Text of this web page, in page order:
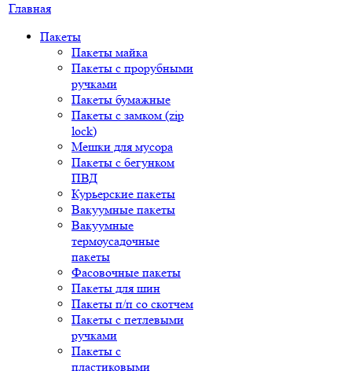
Главная
Пакеты
Пакеты майка
Пакеты с прорубными
ручками
Пакеты бумажные
Пакеты с замком (zip
lock)
Мешки для мусора
Пакеты с бегунком
ПВД
Курьерские пакеты
Вакуумные пакеты
Вакуумные
термоусадочные
пакеты
Фасовочные пакеты
Пакеты для шин
Пакеты п/п со скотчем
Пакеты с петлевыми
ручками
Пакеты с
пластиковыми